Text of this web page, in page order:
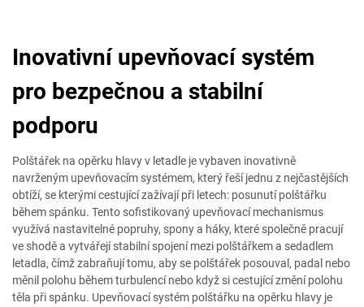
Inovativní upevňovací systém
pro bezpečnou a stabilní
podporu
Polštářek na opěrku hlavy v letadle je vybaven inovativně
navrženým upevňovacím systémem, který řeší jednu z nejčastějších
obtíží, se kterými cestující zažívají při letech: posunutí polštářku
během spánku. Tento sofistikovaný upevňovací mechanismus
využívá nastavitelné popruhy, spony a háky, které společně pracují
ve shodě a vytvářejí stabilní spojení mezi polštářkem a sedadlem
letadla, čímž zabraňují tomu, aby se polštářek posouval, padal nebo
měnil polohu během turbulencí nebo když si cestující změní polohu
těla při spánku. Upevňovací systém polštářku na opěrku hlavy je